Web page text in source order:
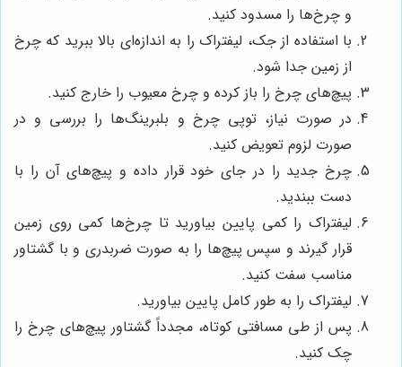
و چرخ‌ها را مسدود کنید.
با استفاده از جک، لیفتراک را به اندازه‌ای بالا ببرید که چرخ
از زمین جدا شود.
پیچ‌های چرخ را باز کرده و چرخ معیوب را خارج کنید.
در صورت نیاز، توپی چرخ و بلبرینگ‌ها را بررسی و در
صورت لزوم تعویض کنید.
چرخ جدید را در جای خود قرار داده و پیچ‌های آن را با
دست ببندید.
لیفتراک را کمی پایین بیاورید تا چرخ‌ها کمی روی زمین
قرار گیرند و سپس پیچ‌ها را به صورت ضربدری و با گشتاور
مناسب سفت کنید.
لیفتراک را به طور کامل پایین بیاورید.
پس از طی مسافتی کوتاه، مجدداً گشتاور پیچ‌های چرخ را
چک کنید.